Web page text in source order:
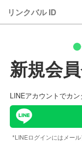
リンクバル ID
新規会
LINEアカウントでカ
*LINEログインにはメー